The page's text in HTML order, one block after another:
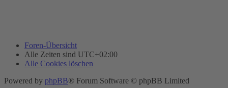
Foren-Übersicht
Alle Zeiten sind UTC+02:00
Alle Cookies löschen
Powered by phpBB® Forum Software © phpBB Limited